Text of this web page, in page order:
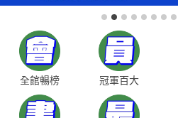
全館暢榜 冠軍百大